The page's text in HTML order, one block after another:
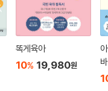
에는 단순히 어린이집이라
과 교육관, 부모와 아이
징 등을 고려해 선택하는
7살까지의 유아기에 대해
는 것도, 부모가 이해하고
이와 잘 지내기 위해서는
가장 큰 특징은 고집입니
똑게육아
10% 19,980원